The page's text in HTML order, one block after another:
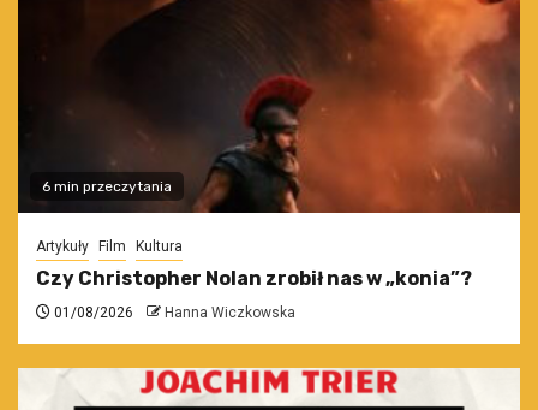
6 min przeczytania
Artykuły Film Kultura
Czy Christopher Nolan zrobił nas w „konia”?
01/08/2026 Hanna Wiczkowska